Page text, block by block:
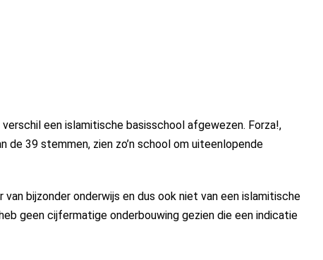
een islamitische basisschool afgewezen. Forza!,
de 39 stemmen, zien zo’n school om uiteenlopende
bijzonder onderwijs en dus ook niet van een islamitische
geen cijfermatige onderbouwing gezien die een indicatie